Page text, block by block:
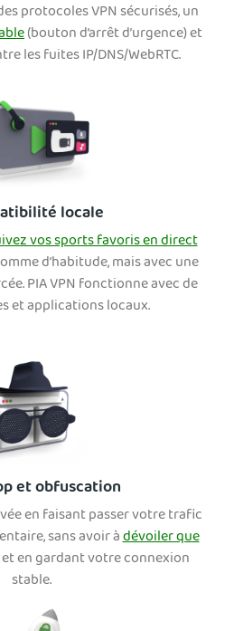
protocoles VPN sécurisés, un
(bouton d’arrêt d’urgence) et
les fuites IP/DNS/WebRTC.
locale
vos sports favoris en direct
d’habitude, mais avec une
PIA VPN fonctionne avec de
et applications locaux.
et obfuscation
en faisant passer votre trafic
sans avoir àdévoiler que
et en gardant votre connexion
stable.